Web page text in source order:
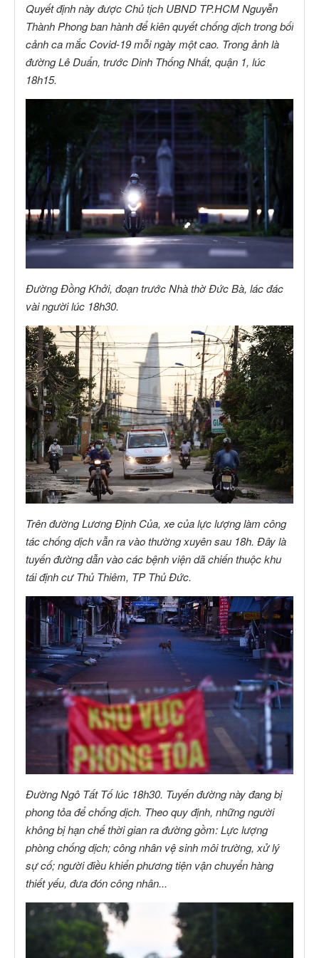
Quyết định này được Chủ tịch UBND TP.HCM Nguyễn
Thành Phong ban hành để kiên quyết chống dịch trong bối
cảnh ca mắc Covid-19 mỗi ngày một cao. Trong ảnh là
đường Lê Duẩn, trước Dinh Thống Nhất, quận 1, lúc
18h15.
Đường Đồng Khởi, đoạn trước Nhà thờ Đức Bà, lác đác
vài người lúc 18h30.
Trên đường Lương Định Của, xe của lực lượng làm công
tác chống dịch vẫn ra vào thường xuyên sau 18h. Đây là
tuyến đường dẫn vào các bệnh viện dã chiến thuộc khu
tái định cư Thủ Thiêm, TP Thủ Đức.
Đường Ngô Tất Tố lúc 18h30. Tuyến đường này đang bị
phong tỏa để chống dịch. Theo quy định, những người
không bị hạn chế thời gian ra đường gồm: Lực lượng
phòng chống dịch; công nhân vệ sinh môi trường, xử lý
sự cố; người điều khiển phương tiện vận chuyển hàng
thiết yếu, đưa đón công nhân...